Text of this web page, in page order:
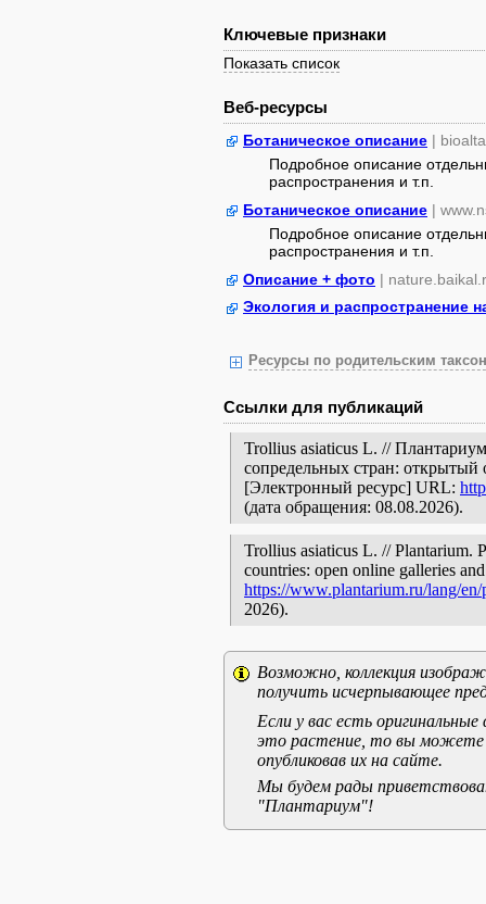
Ключевые признаки
Показать список
Веб-ресурсы
Ботаническое описание |
Подробное описание
распространения и т.п.
Ботаническое описание |
Подробное описание
распространения и т.п.
Описание + фото |
Экология и распространение
Ресурсы по родительским
Ссылки для публикаций
Trollius asiaticus L. //
сопредельных стран: открытый
[Электронный ресурс] URL:
(дата обращения: 08.08.2026).
Trollius asiaticus L. // Plantarium.
countries: open online galleries
https://www.plantarium.ru/lang/
2026).
Возможно, коллекция
получить исчерпывающее
Если у вас есть
это растение, то вы можете
опубликовав их на сайте.
Мы будем рады
"Плантариум"!